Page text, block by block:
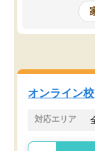
めて1年ほど
科目が増えて
であるので無
がら頑張って
オンライン校
対応エリア